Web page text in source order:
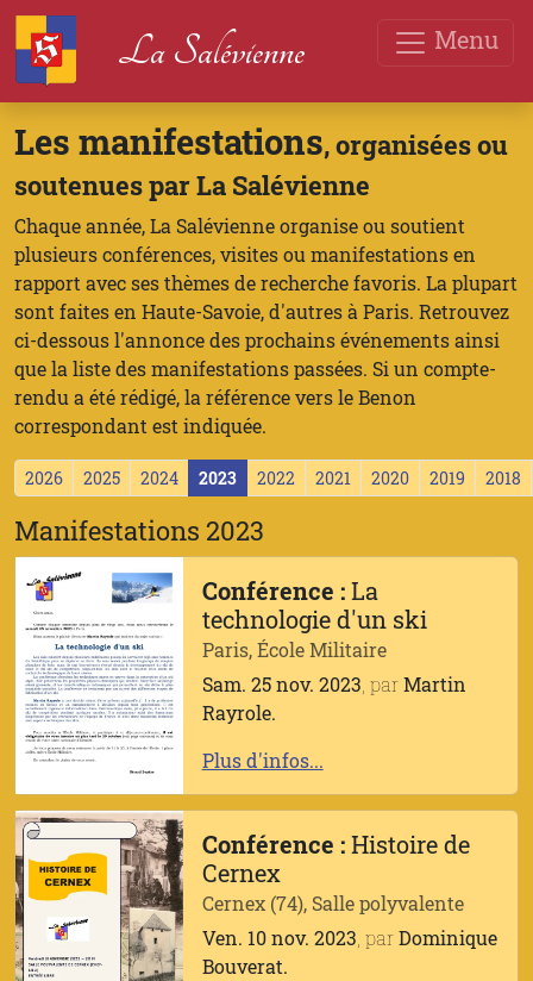
Menu
La Salévienne
Les manifestations, organisées ou
soutenues par La Salévienne
Chaque année, La Salévienne organise ou soutient
plusieurs conférences, visites ou manifestations en
rapport avec ses thèmes de recherche favoris. La plupart
sont faites en Haute-Savoie, d'autres à Paris. Retrouvez
ci-dessous l'annonce des prochains événements ainsi
que la liste des manifestations passées. Si un compte-
rendu a été rédigé, la référence vers le Benon
correspondant est indiquée.
2026 2025 2024 2023 2022 2021 2020 2019 2018
Manifestations 2023
Conférence :La
technologie d'un ski
Paris, École Militaire
Sam. 25 nov. 2023 , parMartin
Rayrole.
Plus d'infos...
Conférence :Histoire de
Cernex
Cernex (74), Salle polyvalente
Ven. 10 nov. 2023 , parDominique
Bouverat.